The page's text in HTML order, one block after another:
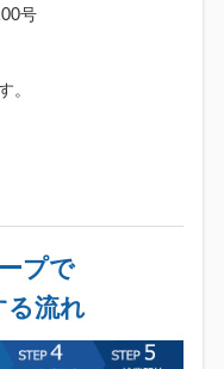
号
。
プで
る流れ